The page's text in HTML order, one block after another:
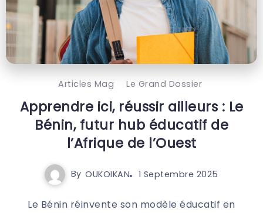
Articles Mag Le Grand Dossier
Apprendre ici, réussir ailleurs : Le
Bénin, futur hub éducatif de
l’Afrique de l’Ouest
By OUKOIKAN 1 Septembre 2025
Le Bénin réinvente son modèle éducatif en